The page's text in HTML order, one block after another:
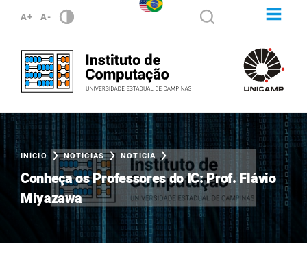
A+ A-
INÍCIO NOTÍCIAS NOTÍCIA
Conheça os Professores do IC: Prof. Flávio
Miyazawa